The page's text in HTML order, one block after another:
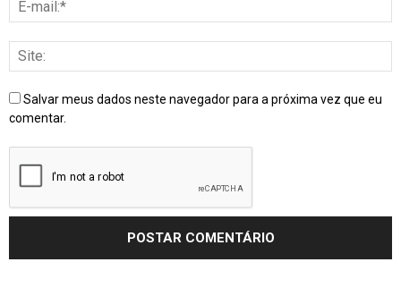
Salvar meus dados neste navegador para a próxima vez que eu
comentar.